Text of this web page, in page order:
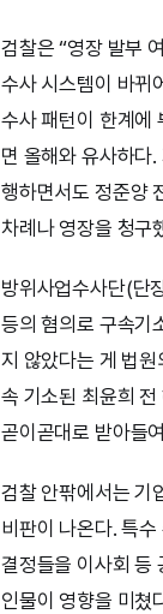
검찰은 “영장 발부
수사 시스템이 바뀌
수사 패턴이 한계에
면 올해와 유사하다
행하면서도 정준양
차례나 영장을 청구
방위사업수사단(단
등의 혐의로 구속기
지 않았다는 게 법
속 기소된 최윤희
곧이곧대로 받아들
검찰 안팎에서는 기
비판이 나온다. 특
결정들을 이사회 등
인물이 영향을 미쳤